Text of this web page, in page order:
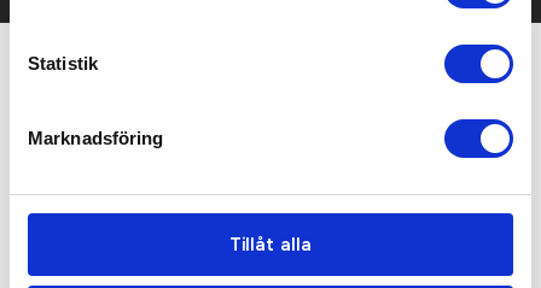
Statistik
Marknadsföring
Tillåt alla